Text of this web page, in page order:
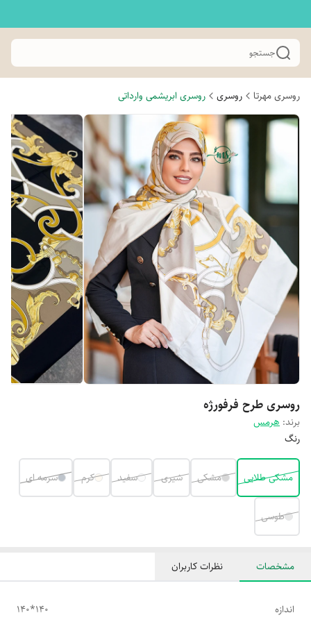
جستجو
روسری مهرتا روسری روسری ابریشمی وارداتی
روسری طرح فرفورژه
برند: هرمس
رنگ
مشکی طلایی مشکی شیری سفید کرم سرمه ای
طوسی
مشخصات نظرات کاربران
اندازه 140*140